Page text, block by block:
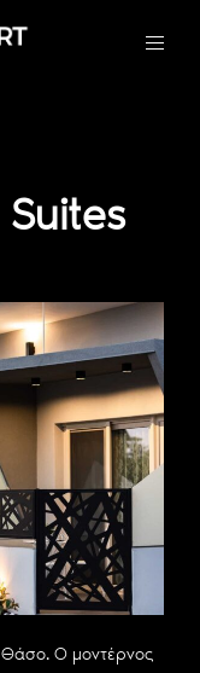
Θάσο. Ο μοντέρνος